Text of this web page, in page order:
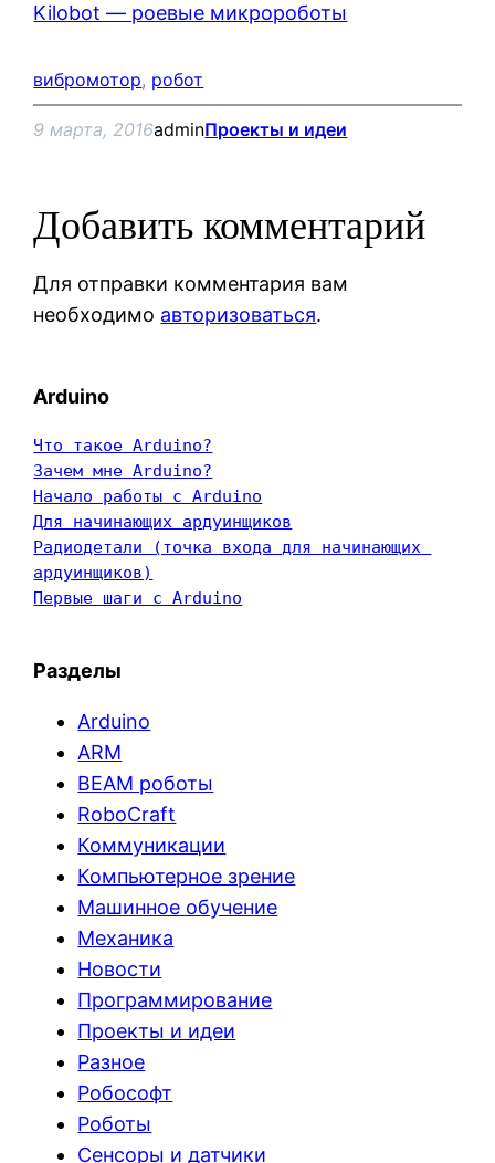
Kilobot — роевые микророботы
вибромотор, робот
9 марта, 2016adminПроекты и идеи
Добавить комментарий
Для отправки комментария вам
необходимо авторизоваться.
Arduino
Что такое Arduino?
Зачем мне Arduino?
Начало работы с Arduino
Для начинающих ардуинщиков
Радиодетали (точка входа для начинающих
ардуинщиков)
Первые шаги с Arduino
Разделы
Arduino
ARM
BEAM роботы
RoboCraft
Коммуникации
Компьютерное зрение
Машинное обучение
Механика
Новости
Программирование
Проекты и идеи
Разное
Робософт
Роботы
Сенсоры и датчики